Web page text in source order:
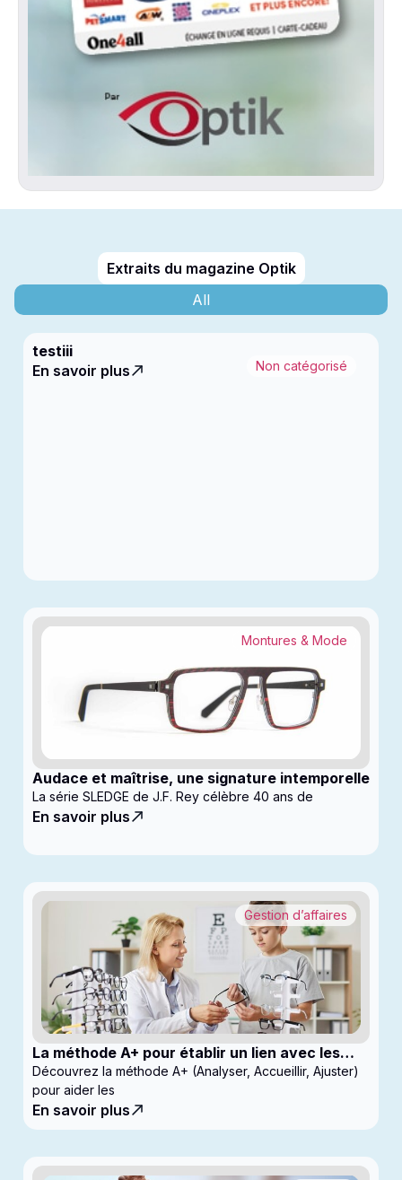
Extraits du magazine Optik
All
testiii
Non catégorisé
En savoir plus
Audace et maîtrise, une signature intemporelle
Montures & Mode
La série SLEDGE de J.F. Rey célèbre 40 ans de
En savoir plus
La méthode A+ pour établir un lien avec les
enfants en clinique
Gestion d’affaires
Découvrez la méthode A+ (Analyser, Accueillir, Ajuster)
pour aider les
En savoir plus